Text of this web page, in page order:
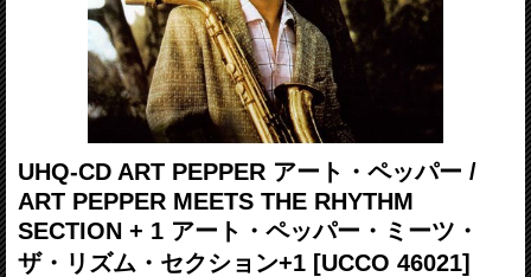
UHQ-CD ART PEPPER アート・ペッパー /
ART PEPPER MEETS THE RHYTHM
SECTION + 1 アート・ペッパー・ミーツ・
ザ・リズム・セクション+1 [UCCO 46021]